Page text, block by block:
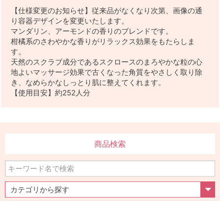
【仕様変更のお知らせ】従来品がなくなり次第、画像の通
り容器デザインを変更いたします。
マンダリン、アーモンドの香りのブレンドです。
柑橘系のさわやかな香りがリラックス効果をもたらしま
す。
天然のスクラブ成分であるスクロースのまろやかな粒の心
地よいマッサージ効果で古くなった角質をやさしく取り除
き、なめらかなしっとり肌に整えてくれます。
【使用目安】約252人分
商品検索